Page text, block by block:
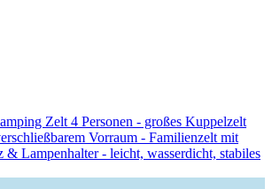
Zelt 4 Personen - großes Kuppelzelt
Vorraum - Familienzelt mit
Lampenhalter - leicht, wasserdicht, stabiles